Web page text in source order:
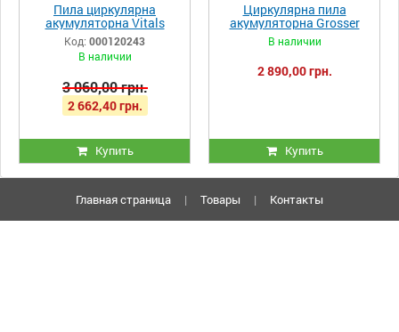
Пила циркулярна
акумуляторна Vitals
Professional ARg 18165Pa
BS
Код: 000120243
В наличии
3 060,00 грн.
2 662,40 грн.
Купить
Циркулярна пила
акумуляторна Grosser
GFS 180
В наличии
2 890,00 грн.
Купить
Главная страница | Товары | Контакты